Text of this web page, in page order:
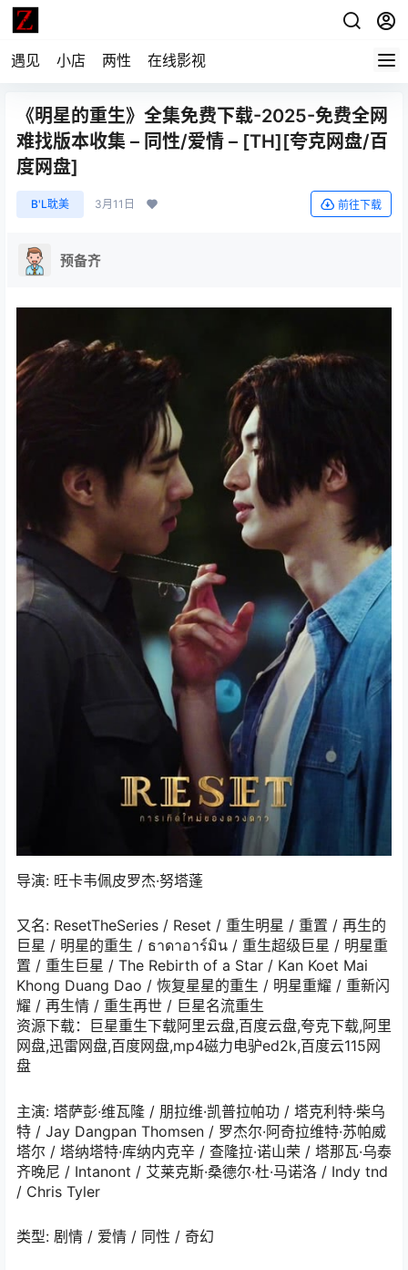
遇见 小店 两性 在线影视
《明星的重生》全集免费下载-2025-免费全网
难找版本收集 – 同性/爱情 – [TH][夸克网盘/百
度网盘]
B'L耽美 3月11日 前往下载
预备齐
导演: 旺卡韦佩皮罗杰·努塔蓬
又名: ResetTheSeries / Reset / 重生明星 / 重置 / 再生的
巨星 / 明星的重生 / ธาดาอาร์มิน / 重生超级巨星 / 明星重
置 / 重生巨星 / The Rebirth of a Star / Kan Koet Mai
Khong Duang Dao / 恢复星星的重生 / 明星重耀 / 重新闪
耀 / 再生情 / 重生再世 / 巨星名流重生
资源下载：巨星重生下载阿里云盘,百度云盘,夸克下载,阿里
网盘,迅雷网盘,百度网盘,mp4磁力电驴ed2k,百度云115网
盘
主演: 塔萨彭·维瓦隆 / 朋拉维·凯普拉帕功 / 塔克利特·柴乌
特 / Jay Dangpan Thomsen / 罗杰尔·阿奇拉维特·苏帕威
塔尔 / 塔纳塔特·库纳内克辛 / 查隆拉·诺山荣 / 塔那瓦·乌泰
齐晚尼 / Intanont / 艾莱克斯·桑德尔·杜·马诺洛 / Indy tnd
/ Chris Tyler
类型: 剧情 / 爱情 / 同性 / 奇幻